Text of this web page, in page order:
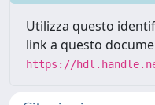
Utilizza questo
link a questo
https://